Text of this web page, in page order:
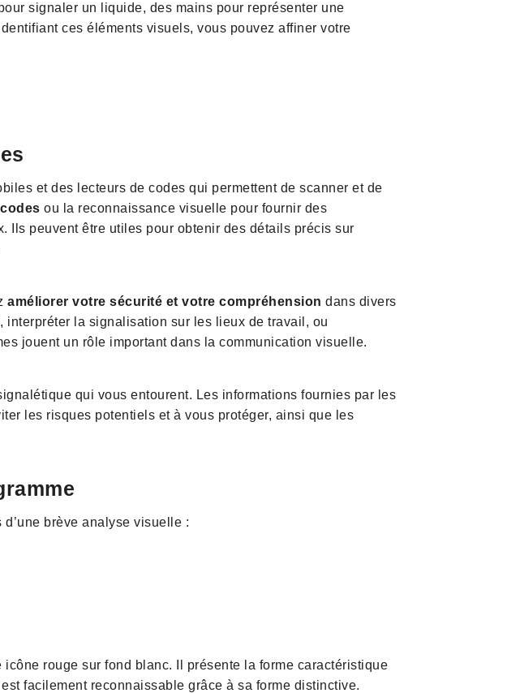
signaler un liquide, des mains pour représenter une
ces éléments visuels, vous pouvez affiner votre
et des lecteurs de codes qui permettent de scanner et de
ou la reconnaissance visuelle pour fournir des
Ils peuvent être utiles pour obtenir des détails précis sur
améliorer votre sécurité et votre compréhension dans divers
interpréter la signalisation sur les lieux de travail, ou
jouent un rôle important dans la communication visuelle.
qui vous entourent. Les informations fournies par les
les risques potentiels et à vous protéger, ainsi que les
brève analyse visuelle :
rouge sur fond blanc. Il présente la forme caractéristique
facilement reconnaissable grâce à sa forme distinctive.